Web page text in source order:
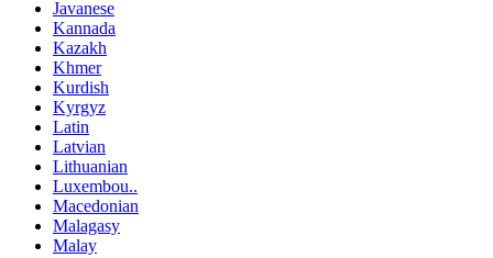
Javanese
Kannada
Kazakh
Khmer
Kurdish
Kyrgyz
Latin
Latvian
Lithuanian
Luxembou..
Macedonian
Malagasy
Malay